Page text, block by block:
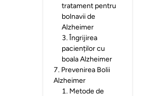
tratament pentru
bolnavii de
Alzheimer
3.Îngrijirea
pacienților cu
boala Alzheimer
7. Prevenirea Bolii
Alzheimer
1. Metode de